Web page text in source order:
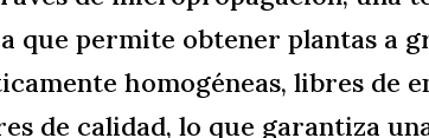
que permite obtener plantas a
homogéneas, libres de
de calidad, lo que garantiza